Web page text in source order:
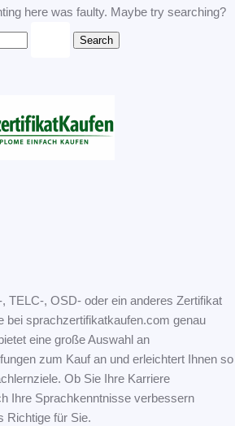
here was faulty. Maybe try searching?
TELC-, OSD- oder ein anderes Zertifikat
bei sprachzertifikatkaufen.com genau
eine große Auswahl an
zum Kauf an und erleichtert Ihnen so
Ob Sie Ihre Karriere
Ihre Sprachkenntnisse verbessern
Richtige für Sie.